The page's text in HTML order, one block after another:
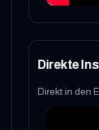
Direkte
Direkt in den